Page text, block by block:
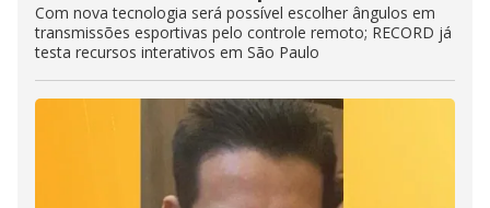
Com nova tecnologia será possível escolher ângulos em
transmissões esportivas pelo controle remoto; RECORD já
testa recursos interativos em São Paulo